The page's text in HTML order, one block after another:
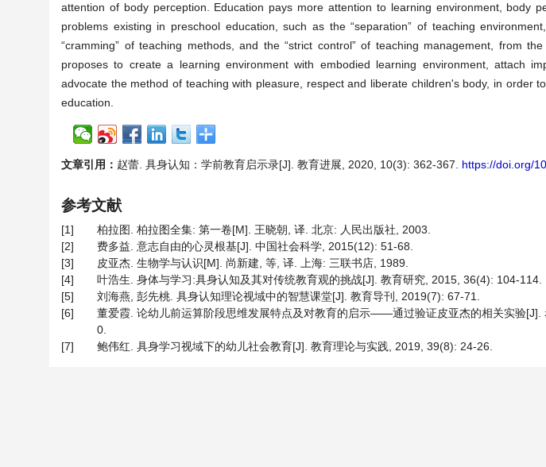
attention of body perception. Education pays more attention to learning environment, body
problems existing in preschool education, such as the “separation” of teaching
“cramming” of teaching methods, and the “strict control” of teaching management, from
proposes to create a learning environment with embodied learning environment, attach
advocate the method of teaching with pleasure, respect and liberate children's body, in order
education.
文章引用： 赵蕾. 具身认知：学前教育启示录[J]. 教育进展, 2020, 10(3): 362-367. https://doi.org/
参考文献
[1]
柏拉图. 柏拉图全集: 第一卷[M]. 王晓朝, 译. 北京: 人民出版社, 2003.
[2]
费多益. 意志自由的心灵根基[J]. 中国社会科学, 2015(12): 51-68.
[3]
皮亚杰. 生物学与认识[M]. 尚新建, 等, 译. 上海: 三联书店, 1989.
[4]
叶浩生. 身体与学习:具身认知及其对传统教育观的挑战[J]. 教育研究, 2015, 36(4): 104-114.
[5]
刘海燕, 彭先桃. 具身认知理论视域中的智慧课堂[J]. 教育导刊, 2019(7): 67-71.
[6]
董爱霞. 论幼儿前运算阶段思维发展特点及对教育的启示——通过验证皮亚杰的相关实验
0.
[7]
鲍伟红. 具身学习视域下的幼儿社会教育[J]. 教育理论与实践, 2019, 39(8): 24-26.